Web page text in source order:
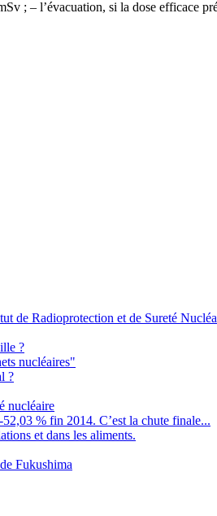
; – l’évacuation, si la dose efficace
de Radioprotection et de Sureté
?
nucléaires"
?
nucléaire
% fin 2014. C’est la chute finale...
et dans les aliments.
Fukushima